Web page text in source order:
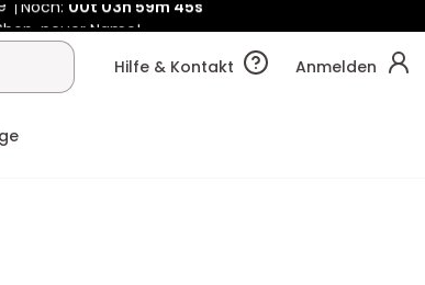
neuer Name!
Noch:00t
Hilfe & Kontakt
Anmelden